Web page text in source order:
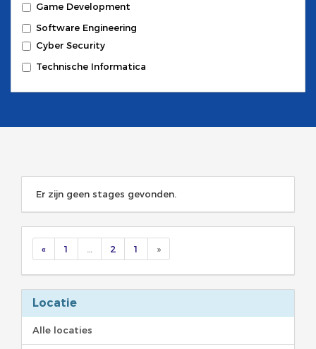
Game Development
Software Engineering
Cyber Security
Technische Informatica
Er zijn geen stages gevonden.
« 1 2 1 »
Locatie
Alle locaties